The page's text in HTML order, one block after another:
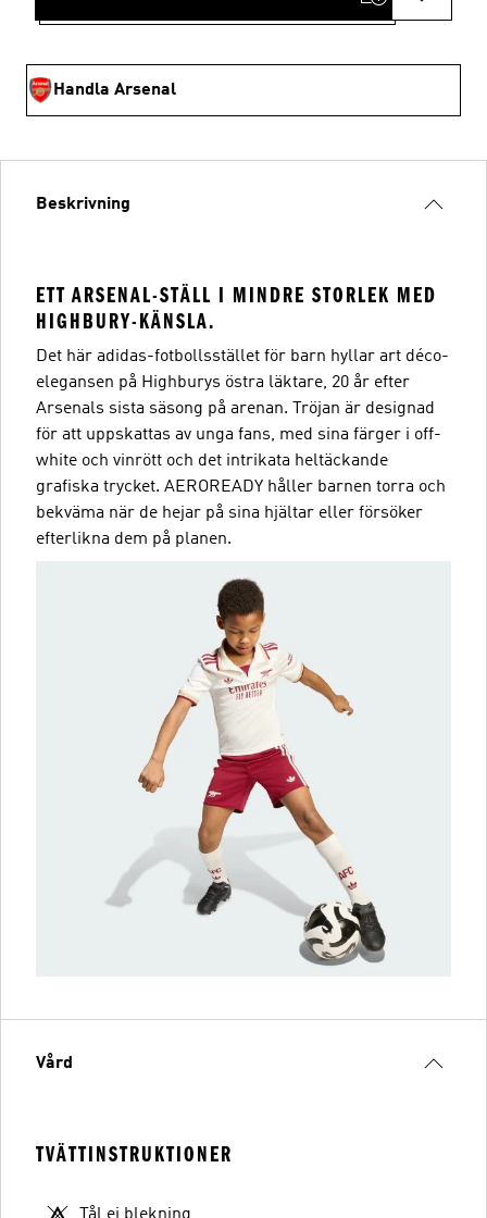
Handla Arsenal
Beskrivning
ETT ARSENAL-STÄLL I MINDRE STORLEK MED
HIGHBURY-KÄNSLA.
Det här adidas-fotbollsstället för barn hyllar art déco-
elegansen på Highburys östra läktare, 20 år efter
Arsenals sista säsong på arenan. Tröjan är designad
för att uppskattas av unga fans, med sina färger i off-
white och vinrött och det intrikata heltäckande
grafiska trycket. AEROREADY håller barnen torra och
bekväma när de hejar på sina hjältar eller försöker
efterlikna dem på planen.
Vård
TVÄTTINSTRUKTIONER